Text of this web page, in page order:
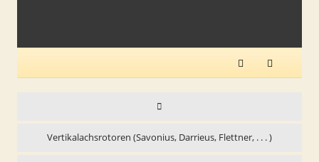
Vertikalachsrotoren (Savonius, Darrieus, Flettner, . . . )